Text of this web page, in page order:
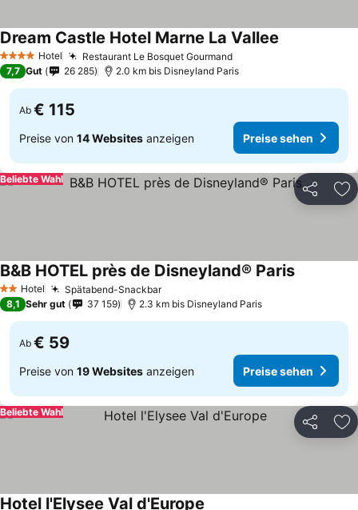
4 Sterne Hotel Restaurant Le Bosquet Gourmand
Dream Castle Hotel Marne La Vallee
7,7 Gut 26 285 2.0 km bis Disneyland Paris
Ab € 115
Preise von 14 Websites anzeigen Preise sehen
Teilen
Beliebte Wahl
2 Sterne
Hotel Spätabend-Snackbar
B&B HOTEL près de Disneyland® Paris
8,1 Sehr gut 37 159 2.3 km bis Disneyland Paris
Ab € 59
Preise von 19 Websites anzeigen Preise sehen
Teilen
Beliebte Wahl
Hotel l'Elysee Val d'Europe